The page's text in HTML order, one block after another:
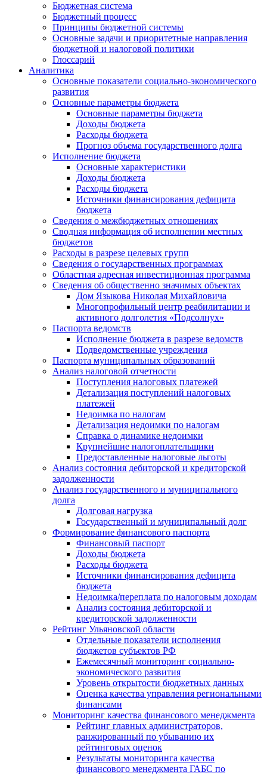
Бюджетная система
Бюджетный процесс
Принципы бюджетной системы
Основные задачи и приоритетные направления
бюджетной и налоговой политики
Глоссарий
Аналитика
Основные показатели социально-экономического
развития
Основные параметры бюджета
Основные параметры бюджета
Доходы бюджета
Расходы бюджета
Прогноз объема государственного долга
Исполнение бюджета
Основные характеристики
Доходы бюджета
Расходы бюджета
Источники финансирования дефицита
бюджета
Сведения о межбюджетных отношениях
Сводная информация об исполнении местных
бюджетов
Расходы в разрезе целевых групп
Сведения о государственных программах
Областная адресная инвестиционная программа
Сведения об общественно значимых объектах
Дом Языкова Николая Михайловича
Многопрофильный центр реабилитации и
активного долголетия «Подсолнух»
Паспорта ведомств
Исполнение бюджета в разрезе ведомств
Подведомственные учреждения
Паспорта муниципальных образований
Анализ налоговой отчетности
Поступления налоговых платежей
Детализация поступлений налоговых
платежей
Недоимка по налогам
Детализация недоимки по налогам
Справка о динамике недоимки
Крупнейшие налогоплательщики
Предоставленные налоговые льготы
Анализ состояния дебиторской и кредиторской
задолженности
Анализ государственного и муниципального
долга
Долговая нагрузка
Государственный и муниципальный долг
Формирование финансового паспорта
Финансовый паспорт
Доходы бюджета
Расходы бюджета
Источники финансирования дефицита
бюджета
Недоимка/переплата по налоговым доходам
Анализ состояния дебиторской и
кредиторской задолженности
Рейтинг Ульяновской области
Отдельные показатели исполнения
бюджетов субъектов РФ
Ежемесячный мониторинг социально-
экономического развития
Уровень открытости бюджетных данных
Оценка качества управления региональными
финансами
Мониторинг качества финансового менеджмента
Рейтинг главных администраторов,
ранжированный по убыванию их
рейтинговых оценок
Результаты мониторинга качества
финансового менеджмента ГАБС по